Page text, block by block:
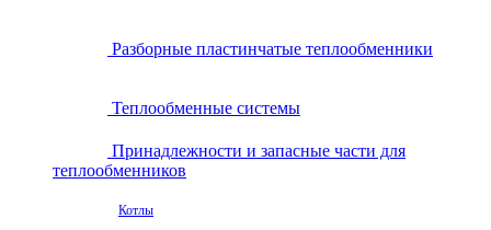
Разборные пластинчатые теплообменники
Теплообменные системы
Принадлежности и запасные части для
теплообменников
Котлы